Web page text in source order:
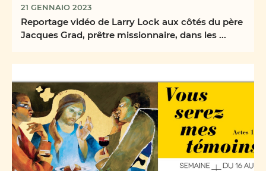
21 GENNAIO 2023
Reportage vidéo de Larry Lock aux côtés du père
Jacques Grad, prêtre missionnaire, dans les ...